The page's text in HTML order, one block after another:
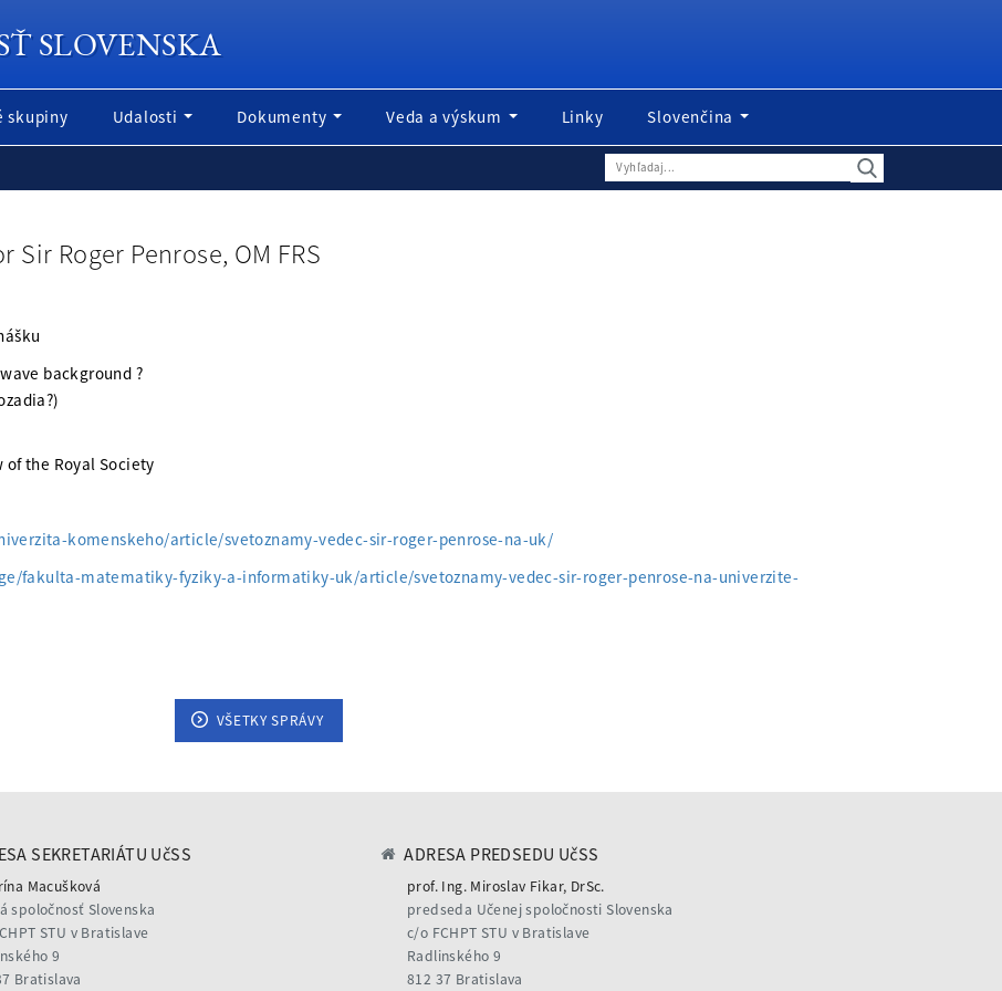
SLOVENSKA
skupiny Udalosti Dokumenty Veda a výskum Linky Slovenčina
Sir Roger Penrose, OM FRS
background ?
of the Royal Society
komenskeho/article/svetoznamy-vedec-sir-roger-penrose-na-uk/
fakulta-matematiky-fyziky-a-informatiky-uk/article/svetoznamy-vedec-sir-roger-penrose-na-univerzite-
VŠETKY SPRÁVY
SEKRETARIÁTU UčSS
Macušková
spoločnosť Slovenska
STU v Bratislave
9
Bratislava
ADRESA PREDSEDU UčSS
prof. Ing. Miroslav Fikar, DrSc.
predseda Učenej spoločnosti Slovenska
c/o FCHPT STU v Bratislave
Radlinského 9
812 37 Bratislava